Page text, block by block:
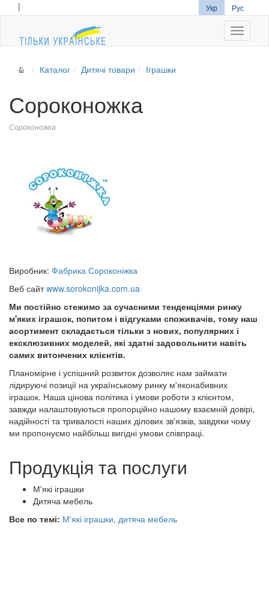
| Укр Рус
Каталог Дитячі товари Іграшки
Сороконожка
Сороконожка
Виробник: Фабрика Сороконіжка
Веб сайтwww.sorokonijka.com.ua
Ми постійно стежимо за сучасними тенденціями ринку
м'яких іграшок, попитом і відгуками споживачів, тому наш
асортимент складається тільки з нових, популярних і
ексклюзивних моделей, які здатні задовольнити навіть
самих витончених клієнтів.
Планомірне і успішний розвиток дозволяє нам займати
лідируючі позиції на українському ринку м'яконабивних
іграшок. Наша цінова політика і умови роботи з клієнтом,
завжди налаштовуються пропорційно нашому взаємній довірі,
надійності та тривалості наших ділових зв'язків, завдяки чому
ми пропонуємо найбільш вигідні умови співпраці.
Продукція та послуги
М'які іграшки
Дитяча мебель
Все по темі: М'які іграшки, дитяча мебель